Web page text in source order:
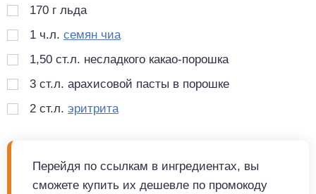
170 г льда
1 ч.л. семян чиа
1,50 ст.л. несладкого какао-порошка
3 ст.л. арахисовой пасты в порошке
2 ст.л. эритрита
Перейдя по ссылкам в ингредиентах, вы
сможете купить их дешевле по промокоду